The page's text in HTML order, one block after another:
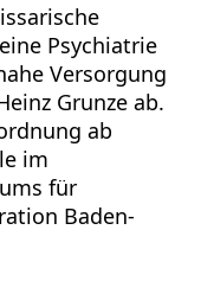
Psychiatrie
Versorgung
Grunze ab.
ab
im
für
Baden-